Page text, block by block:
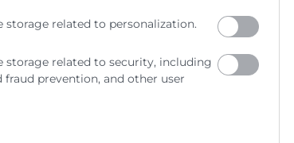
related to personalization.
storage related to security, including
prevention, and other user